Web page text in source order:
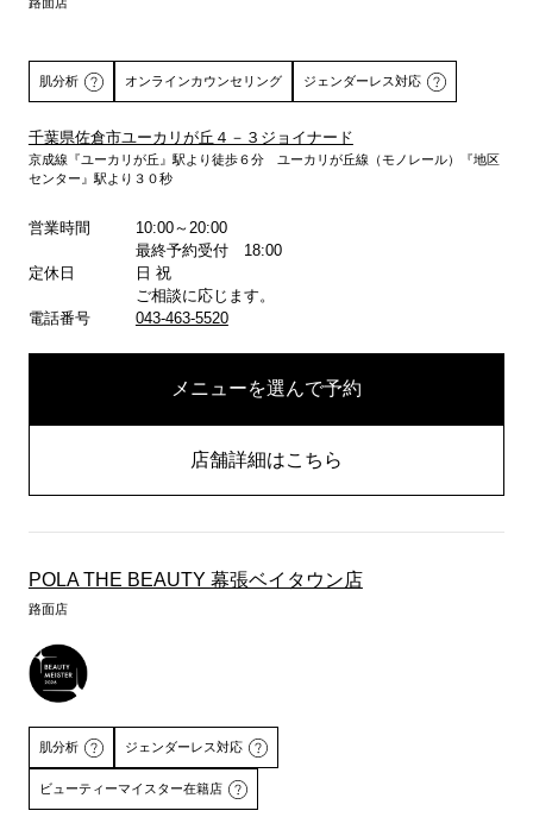
肌分析
詳しくはこちら
オンラインカウンセリング ジェンダーレス対応
千葉県佐倉市ユーカリが丘４－３ジョイナード
京成線『ユーカリが丘』駅より徒歩６分 ユーカリが丘線（モノレール）『地区
センター』駅より３０秒
営業時間
10:00～20:00
最終予約受付 18:00
定休日
日 祝
ご相談に応じます。
電話番号
043-463-5520
メニューを選んで予約
店舗詳細はこちら
POLA THE BEAUTY 幕張ベイタウン店
路面店
肌分析 ジェンダーレス対応
ビューティーマイスター在籍店